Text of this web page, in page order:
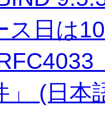
ス日は
」 (日本